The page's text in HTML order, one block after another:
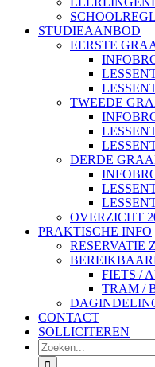
STUDIEAANBOD
EERSTE
TWEEDE
DERDE
OVERZICHT
PRAKTISCHE INFO
RESERVATIE
FIETS /
TRAM /
CONTACT
SOLLICITEREN
Zoeken
naar: